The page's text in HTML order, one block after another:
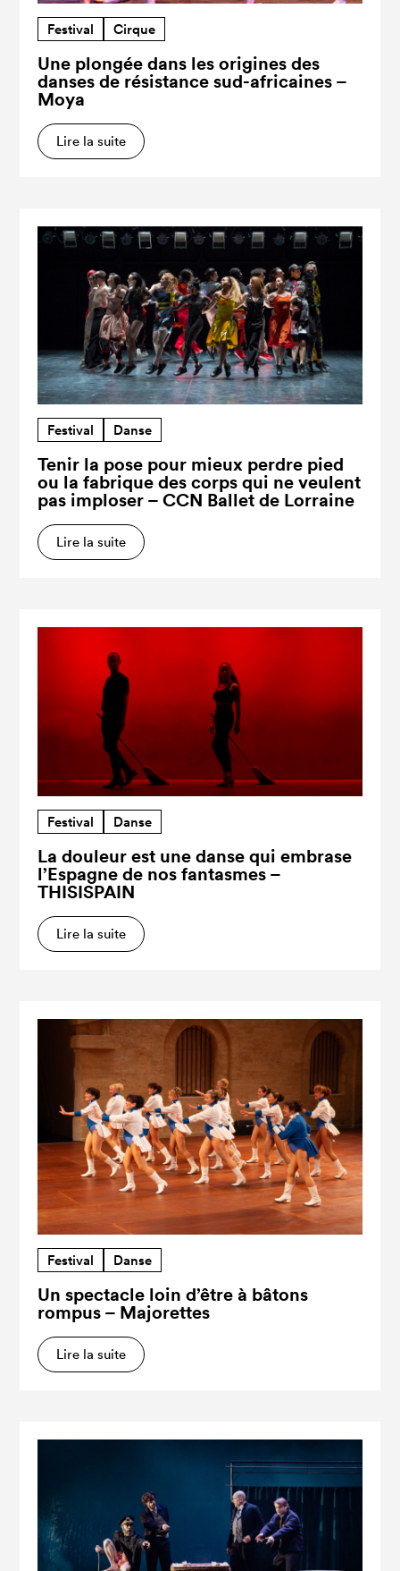
Festival Cirque
Une plongée dans les origines des
danses de résistance sud-africaines –
Moya
Lire la suite
Festival Danse
Tenir la pose pour mieux perdre pied
ou la fabrique des corps qui ne veulent
pas imploser – CCN Ballet de Lorraine
Lire la suite
Festival Danse
La douleur est une danse qui embrase
l’Espagne de nos fantasmes –
THISISPAIN
Lire la suite
Festival Danse
Un spectacle loin d’être à bâtons
rompus – Majorettes
Lire la suite